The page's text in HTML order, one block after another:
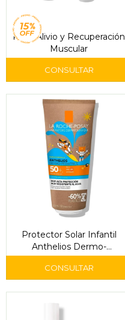
Pack Alivio y Recuperación
Muscular
Protector Solar Infantil
Anthelios Dermo-
Pediatrics Wet Skin FPS
50+ 200 ml - La Roche-
Posay